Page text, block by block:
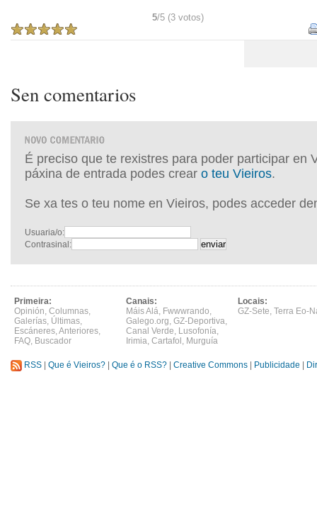
5/5 (3 votos)
Sen comentarios
É preciso que te rexistres para poder participar en
páxina de entrada podes crear o teu Vieiros.
Se xa tes o teu nome en Vieiros, podes acceder
Usuaria/o:
Contrasinal:
Primeira:
Opinión, Columnas,
Galerías, Últimas,
Escáneres,Anteriores,
FAQ, Buscador
Canais:
Máis Alá, Fwwwrando,
Galego.org, GZ-Deportiva,
Canal Verde, Lusofonía,
Irimia, Cartafol , Murguía
Locais:
GZ-Sete, Terra Eo-
RSS Que é Vieiros? Que é o RSS? Creative Commons Publicidade